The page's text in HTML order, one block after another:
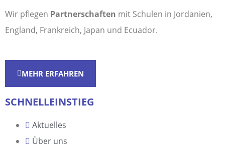
Wir pflegen Partnerschaften mit Schulen in Jordanien,
England, Frankreich, Japan und Ecuador.
MEHR ERFAHREN
SCHNELLEINSTIEG
Aktuelles
Über uns